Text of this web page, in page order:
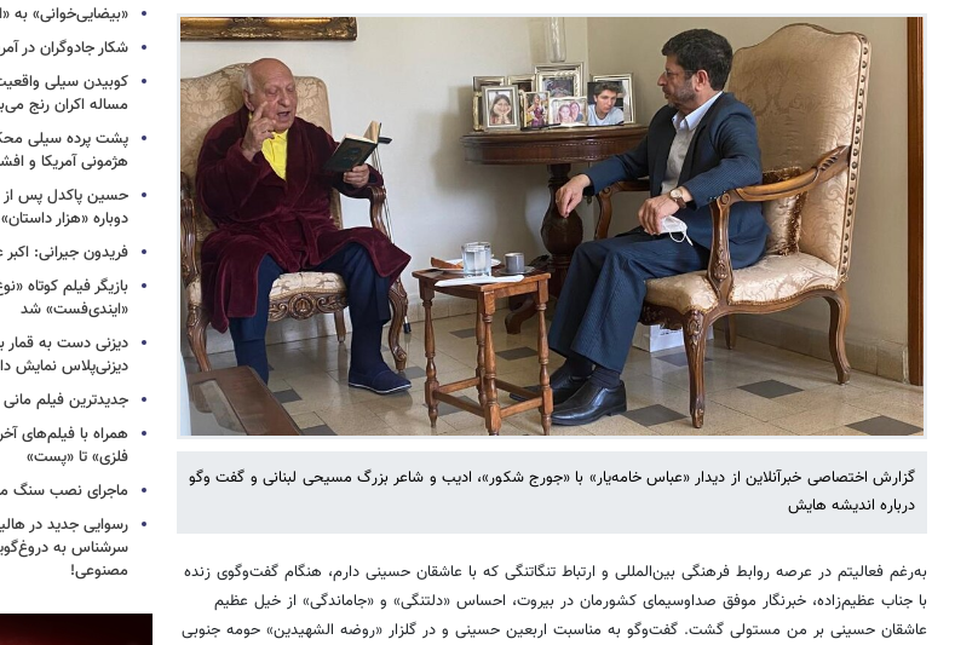
گزارش اختصاصی خبرآنلاین از دیدار «عباس خامه‌یار» با «جورج شکور»، ادیب و شاعر بزرگ مسیحی لبنانی و گفت وگو
درباره اندیشه هایش
به‌رغم فعالیتم در عرصه روابط فرهنگی بین‌المللی و ارتباط تنگاتنگی که با عاشقان حسینی دارم، هنگام گفت‌وگوی زنده‌
با جناب عظیم‌زاده، خبرنگار موفق صداوسیمای کشورمان در بیروت، احساس «دلتنگی» و «جاماندگی» از خیل عظیم
عاشقان حسینی بر من مستولی گشت. گفت‌وگو به مناسبت اربعین حسینی و در گلزار «روضه الشهیدین» حومه جنوبی
«بیضایی‌خوانی» به
شکار جادوگران در
کوبیدن سیلی
مساله اکران رنج
پشت پرده سیلی
هژمونی آمریکا و
دوباره «هزار داستان»
فریدون جیرانی:
بازیگر فیلم کوتاه
«ایندی‌فست» شد
دیزنی دست به قمار
دیزنی‌پلاس نمایش
جدیدترین فیلم
همراه با فیلم‌های
فلزی» تا «پست»
ماجرای نصب سنگ
رسوایی جدید در
سرشناس به
مصنوعی!